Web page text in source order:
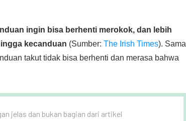
ingin bisa berhenti merokok, dan lebih
kecanduan (Sumber: The Irish Times). Sama
takut tidak bisa berhenti dan merasa bahwa
jelas dan bukan bagian dari artikel